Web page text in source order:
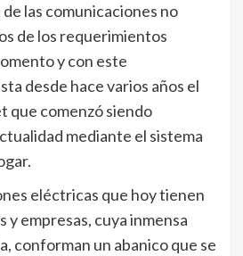
las comunicaciones no
de los requerimientos
y con este
desde hace varios años el
que comenzó siendo
mediante el sistema
eléctricas que hoy tienen
y empresas, cuya inmensa
conforman un abanico que se